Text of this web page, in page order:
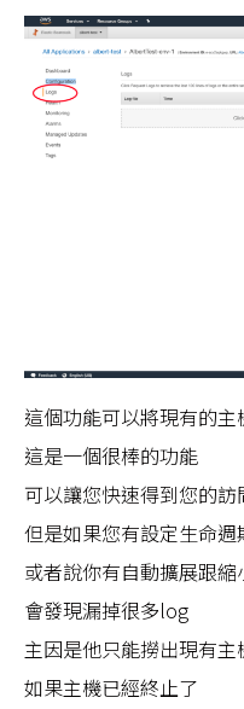
這個功能可以將現有的
這是一個很棒的功能
可以讓您快速得到您的訪
但是如果您有設定生命週
或者說你有自動擴展跟縮
會發現漏掉很多log
主因是他只能撈出現有
如果主機已經終止了